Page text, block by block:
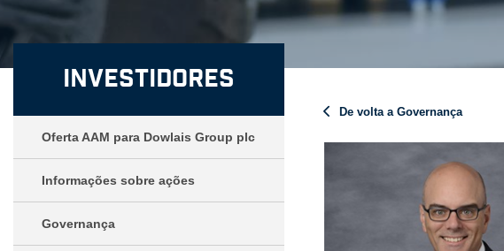
Investidores
Oferta AAM para Dowlais Group plc
Informações sobre ações
Governança
De volta a Governança